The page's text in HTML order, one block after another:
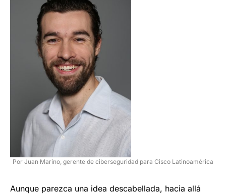
Por Juan Marino, gerente de ciberseguridad para Cisco Latinoamérica
Aunque parezca una idea descabellada, hacia allá